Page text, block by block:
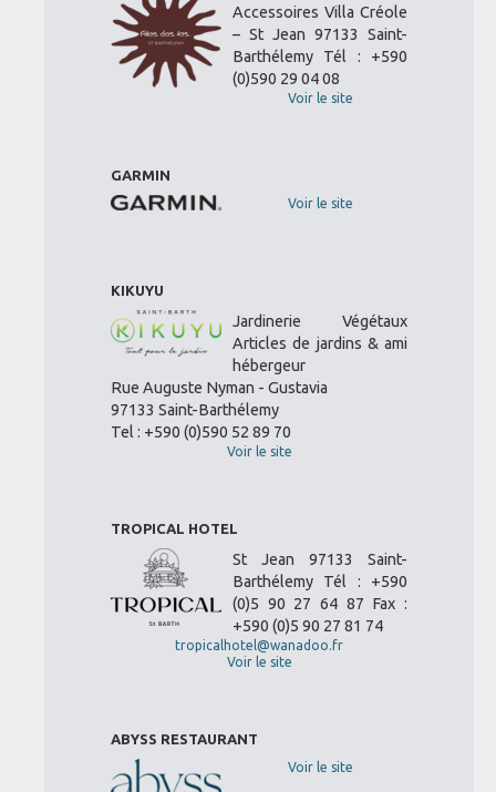
Accessoires Villa Créole
– St Jean 97133 Saint-
Barthélemy Tél : +590
(0)590 29 04 08
Voir le site
GARMIN
Voir le site
KIKUYU
Jardinerie Végétaux
Articles de jardins & ami
hébergeur
Rue Auguste Nyman - Gustavia
97133 Saint-Barthélemy
Tel : +590 (0)590 52 89 70
Voir le site
TROPICAL HOTEL
St Jean 97133 Saint-
Barthélemy Tél : +590
(0)5 90 27 64 87 Fax :
+590 (0)5 90 27 81 74
tropicalhotel@wanadoo.fr
Voir le site
ABYSS RESTAURANT
Voir le site